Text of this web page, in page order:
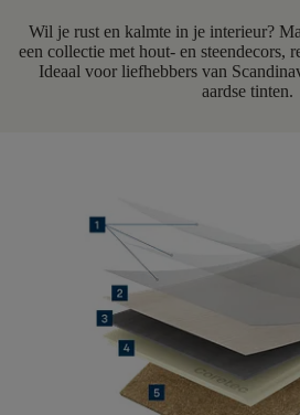
Wil je rust en kalmte in je interieur?
een collectie met hout- en steendecors,
Ideaal voor liefhebbers van
aardse tinten.